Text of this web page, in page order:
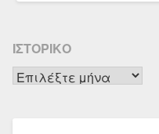
ΙΣΤΟΡΙΚΌ
Ιστορικό